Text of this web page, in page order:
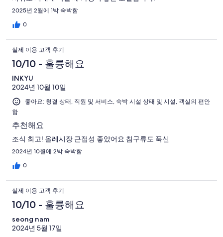
2025년 2월에 1박 숙박함
0
실제 이용 고객 후기
10/10 - 훌륭해요
INKYU
2024년 10월 10일
좋아요: 청결 상태, 직원 및 서비스, 숙박 시설 상태 및 시설, 객실의 편안
함
추천해요
조식 최고! 올레시장 근접성 좋았어요 침구류도 푹신
2024년 10월에 2박 숙박함
0
실제 이용 고객 후기
10/10 - 훌륭해요
seong nam
2024년 5월 17일